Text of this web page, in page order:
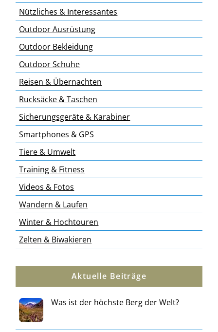
Nützliches & Interessantes
Outdoor Ausrüstung
Outdoor Bekleidung
Outdoor Schuhe
Reisen & Übernachten
Rucksäcke & Taschen
Sicherungsgeräte & Karabiner
Smartphones & GPS
Tiere & Umwelt
Training & Fitness
Videos & Fotos
Wandern & Laufen
Winter & Hochtouren
Zelten & Biwakieren
Aktuelle Beiträge
Was ist der höchste Berg der Welt?